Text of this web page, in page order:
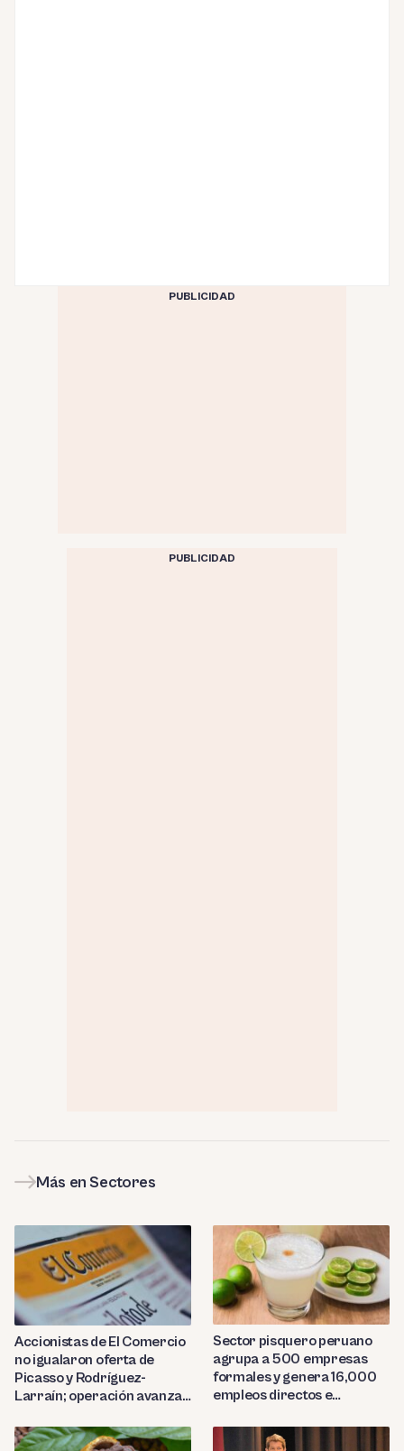
PUBLICIDAD
PUBLICIDAD
Más en Sectores
Accionistas de El Comercio
no igualaron oferta de
Picasso y Rodríguez-
Larraín; operación avanza
Sector pisquero peruano
agrupa a 500 empresas
formales y genera 16,000
empleos directos e